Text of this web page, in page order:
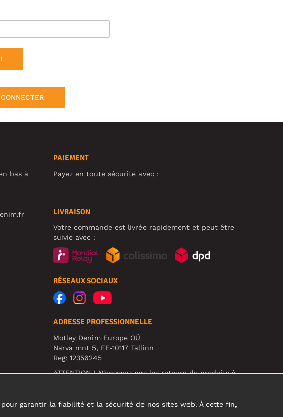
bas à
PAIEMENT
Payez en toute sécurité avec :
LIVRAISON
Votre commande est livrée rapidement et peut être
suivie avec :
RÉSEAUX SOCIAUX
ADRESSE PROFESSIONNELLE
Motley Denim Europe OÜ
Narva mnt 5, EE-10117 Tallinn
Reg: 12356245
ATTENTION ! N'envoyez pas les retours de produits à
garantir la fiabilité et la sécurité de nos sites web. À cette fin,